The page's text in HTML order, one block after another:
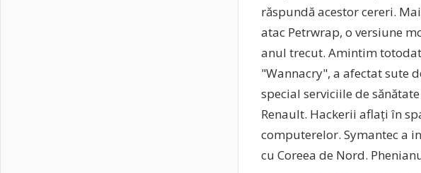
răspundă acestor cereri.
atac Petrwrap, o versiune
anul trecut. Amintim
"Wannacry", a afectat sute
special serviciile de
Renault. Hackerii aflați în
computerelor. Symantec a
cu Coreea de Nord.